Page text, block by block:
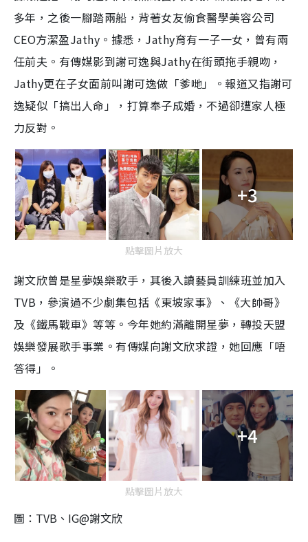
多年，之後一腳踏兩船，背著女友偷食醫學美容公司
CEO方潔盈Jathy。據悉，Jathy育有一子一女，曾有兩
任前夫。有傳媒影到謝可逸與Jathy在街頭拖手親吻，
Jathy更在子女面前叫謝可逸做「爹哋」。報道又指謝可
逸疑似「搞出人命」，打算奉子成婚，不過卻遭家人極
力反對。
+3
點擊圖片放大
謝文欣曾是星夢娛樂歌手，其後入讀藝員訓練班並加入
TVB，參演過不少劇集包括《東坡家事》、《大帥哥》
及《鐵馬戰車》等等。今年她約滿離開星夢，轉投天盟
娛樂發展歌手事業。有傳媒向謝文欣求證，她回應「唔
答得」。
+4
點擊圖片放大
圖：TVB、IG@謝文欣